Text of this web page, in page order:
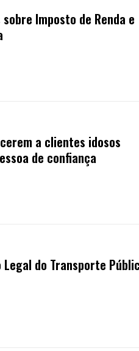
Imposto de Renda e
a clientes idosos
de confiança
do Transporte